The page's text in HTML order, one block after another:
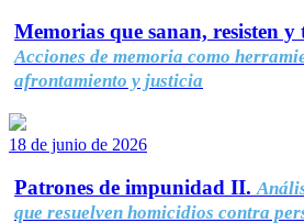
Memorias que sanan, resisten
Acciones de memoria como
afrontamiento y justicia
18 de junio de 2026
Patrones de impunidad II.
que resuelven homicidios contra